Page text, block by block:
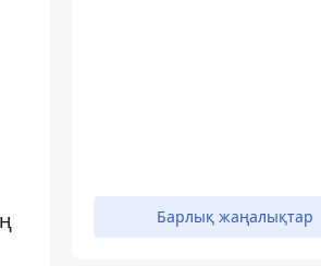
Барлық жаңалықтар